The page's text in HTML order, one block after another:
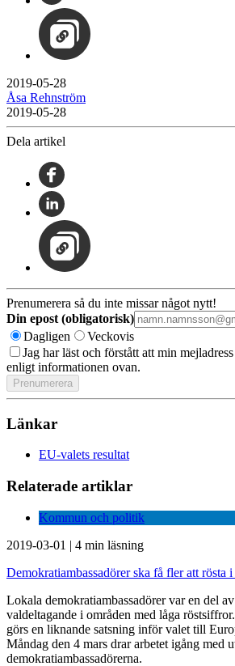
2019-05-28
Åsa Rehnström
2019-05-28
Dela artikel
Prenumerera så du inte missar något nytt!
Din epost (obligatorisk)
Dagligen
Veckovis
Jag har läst och förstått att min
enligt informationen ovan.
Länkar
EU-valets resultat
Relaterade artiklar
Kommun och politik
2019-03-01 | 4 min läsning
Demokratiambassadörer ska få fler att rösta
Lokala demokratiambassadörer var en del
valdeltagande i områden med låga
görs en liknande satsning inför valet till
Måndag den 4 mars drar arbetet igång med
demokratiambassadörerna.